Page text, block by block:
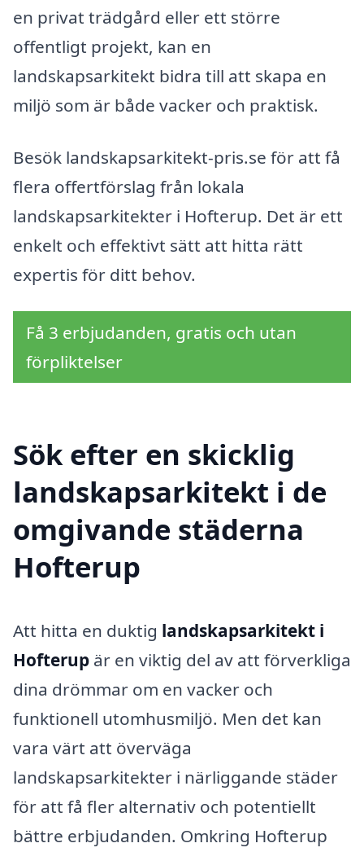
en privat trädgård eller ett större
offentligt projekt, kan en
landskapsarkitekt bidra till att skapa en
miljö som är både vacker och praktisk.
Besök landskapsarkitekt-pris.se för att få
flera offertförslag från lokala
landskapsarkitekter i Hofterup. Det är ett
enkelt och effektivt sätt att hitta rätt
expertis för ditt behov.
Få 3 erbjudanden, gratis och utan
förpliktelser
Sök efter en skicklig
landskapsarkitekt i de
omgivande städerna
Hofterup
Att hitta en duktig landskapsarkitekt i
Hofterup är en viktig del av att förverkliga
dina drömmar om en vacker och
funktionell utomhusmiljö. Men det kan
vara värt att överväga
landskapsarkitekter i närliggande städer
för att få fler alternativ och potentiellt
bättre erbjudanden. Omkring Hofterup